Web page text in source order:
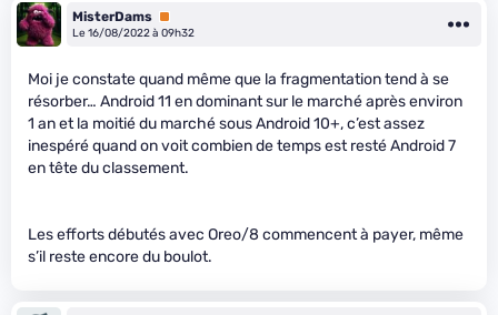
MisterDams Premium
Le 16/08/2022 à 09h32
Moi je constate quand même que la fragmentation tend à se
résorber… Android 11 en dominant sur le marché après environ
1 an et la moitié du marché sous Android 10+, c’est assez
inespéré quand on voit combien de temps est resté Android 7
en tête du classement.
Les efforts débutés avec Oreo/8 commencent à payer, même
s’il reste encore du boulot.